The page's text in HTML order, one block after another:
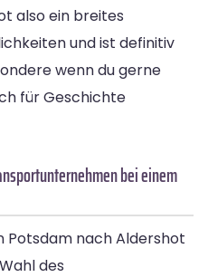
also ein breites
und ist definitiv
wenn du gerne
für Geschichte
bei einem
Potsdam nach Aldershot
des